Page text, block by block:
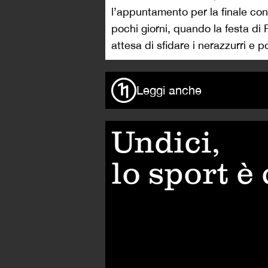
l’appuntamento per la finale
pochi giorni, quando la festa di
attesa di sfidare i nerazzurri e
Leggi anche
Undici,
lo sport è